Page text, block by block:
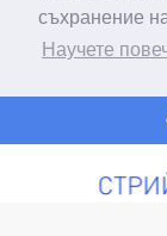
съхранение
Научете